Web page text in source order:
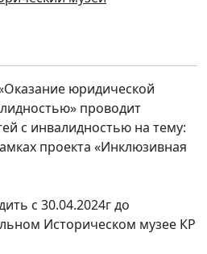
юридической
проводит
с инвалидностью на тему:
проекта «Инклюзивная
с 30.04.2024г до
Историческом музее КР